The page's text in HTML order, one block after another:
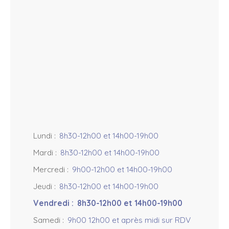
Lundi : 8h30-12h00 et 14h00-19h00
Mardi : 8h30-12h00 et 14h00-19h00
Mercredi : 9h00-12h00 et 14h00-19h00
Jeudi : 8h30-12h00 et 14h00-19h00
Vendredi : 8h30-12h00 et 14h00-19h00
Samedi : 9h00 12h00 et après midi sur RDV